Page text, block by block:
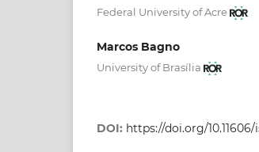
Federal University of Acre
Marcos Bagno
University of Brasília
DOI: https://doi.org/10.11606/